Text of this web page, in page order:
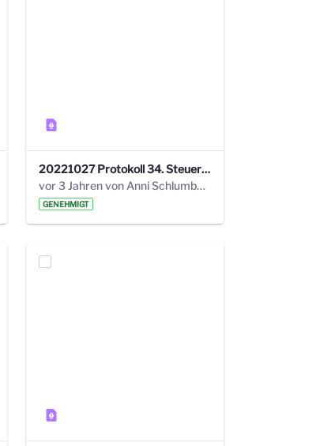
20221027 Protokoll 34. Steuerungskreis.pdf
vor 3 Jahren von Anni Schlumberger
GENEHMIGT